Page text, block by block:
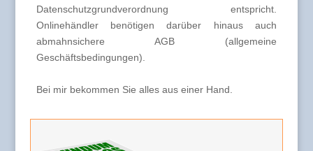
Datenschutzgrundverordnung entspricht.
Onlinehändler benötigen darüber hinaus auch
abmahnsichere AGB (allgemeine
Geschäftsbedingungen).
Bei mir bekommen Sie alles aus einer Hand.